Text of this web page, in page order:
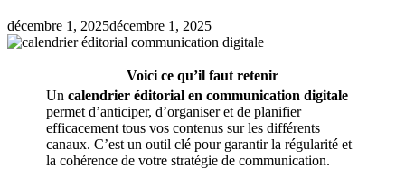
décembre 1, 2025décembre 1, 2025
Voici ce qu’il faut retenir
Un calendrier éditorial en communication digitale
permet d’anticiper, d’organiser et de planifier
efficacement tous vos contenus sur les différents
canaux. C’est un outil clé pour garantir la régularité et
la cohérence de votre stratégie de communication.